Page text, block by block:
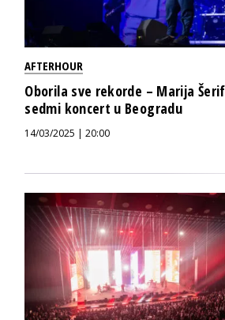
AFTERHOUR
Oborila sve rekorde – Marija
sedmi koncert u Beogradu
14/03/2025 | 20:00